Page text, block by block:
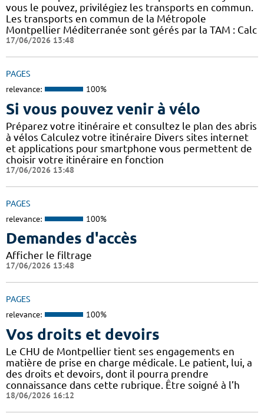
vous le pouvez, privilégiez les transports en commun.
Les transports en commun de la Métropole
Montpellier Méditerranée sont gérés par la TAM : Calc
17/06/2026 13:48
PAGES
relevance: 100%
Si vous pouvez venir à vélo
Préparez votre itinéraire et consultez le plan des abris
à vélos Calculez votre itinéraire Divers sites internet
et applications pour smartphone vous permettent de
choisir votre itinéraire en fonction
17/06/2026 13:48
PAGES
relevance: 100%
Demandes d'accès
Afficher le filtrage
17/06/2026 13:48
PAGES
relevance: 100%
Vos droits et devoirs
Le CHU de Montpellier tient ses engagements en
matière de prise en charge médicale. Le patient, lui, a
des droits et devoirs, dont il pourra prendre
connaissance dans cette rubrique. Être soigné à l’h
18/06/2026 16:12